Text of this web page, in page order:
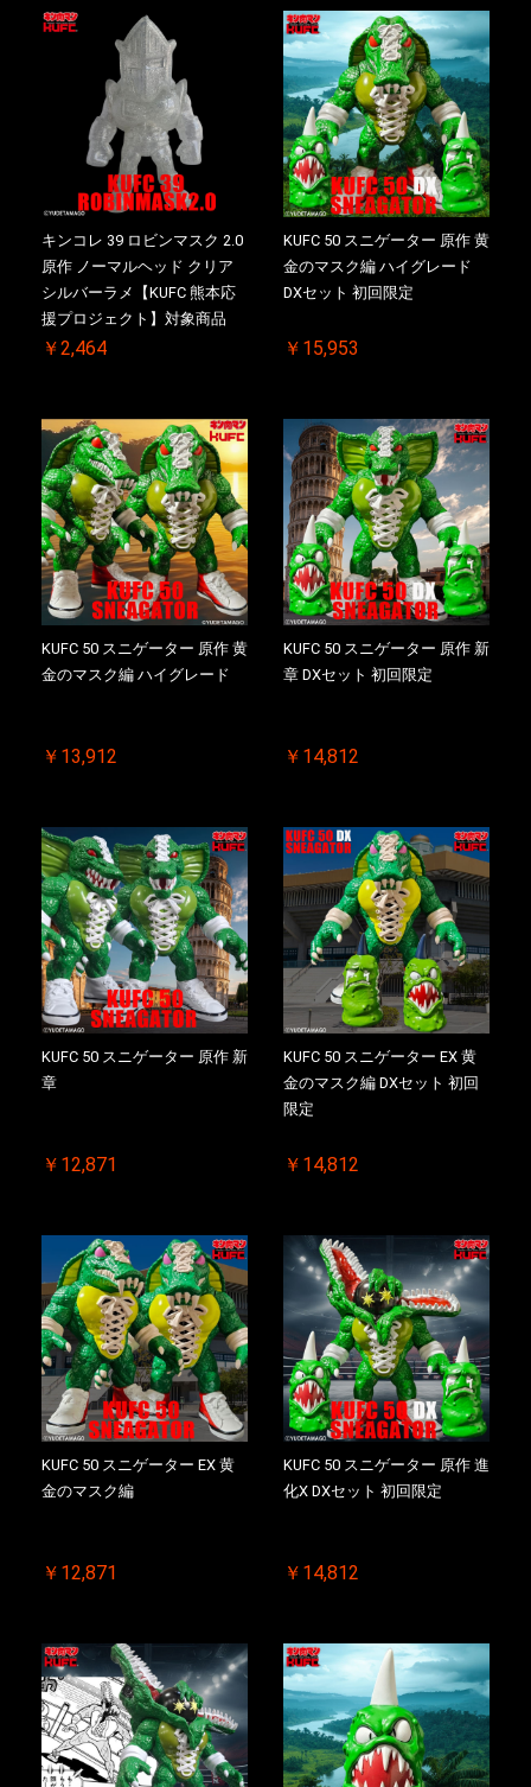
キンコレ 39 ロビンマスク 2.0
原作 ノーマルヘッド クリア
シルバーラメ【KUFC 熊本応
援プロジェクト】対象商品
￥2,464
KUFC 50 スニゲーター 原作 黄
金のマスク編 ハイグレード
DXセット 初回限定
￥15,953
KUFC 50 スニゲーター 原作 黄
金のマスク編 ハイグレード
￥13,912
KUFC 50 スニゲーター 原作 新
章 DXセット 初回限定
￥14,812
KUFC 50 スニゲーター 原作 新
章
￥12,871
KUFC 50 スニゲーター EX 黄
金のマスク編 DXセット 初回
限定
￥14,812
KUFC 50 スニゲーター EX 黄
金のマスク編
￥12,871
KUFC 50 スニゲーター 原作 進
化X DXセット 初回限定
￥14,812